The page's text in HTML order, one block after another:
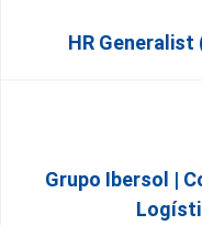
HR Generalist
Grupo Ibersol |